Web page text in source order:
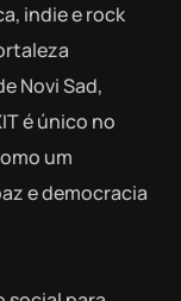
indie e rock
Novi Sad,
é único no
um
e democracia